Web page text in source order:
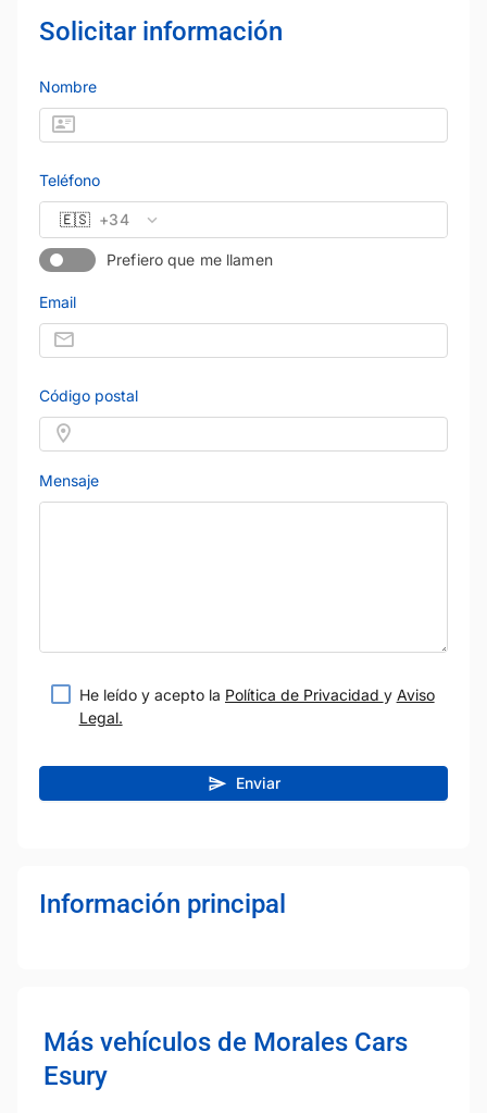
Solicitar información
Nombre
Teléfono
🇪🇸 +34
Prefiero que me llamen
Email
Código postal
Mensaje
He leído y acepto la Política de Privacidad y Aviso
Legal.
Enviar
Información principal
Más vehículos de Morales Cars
Esury